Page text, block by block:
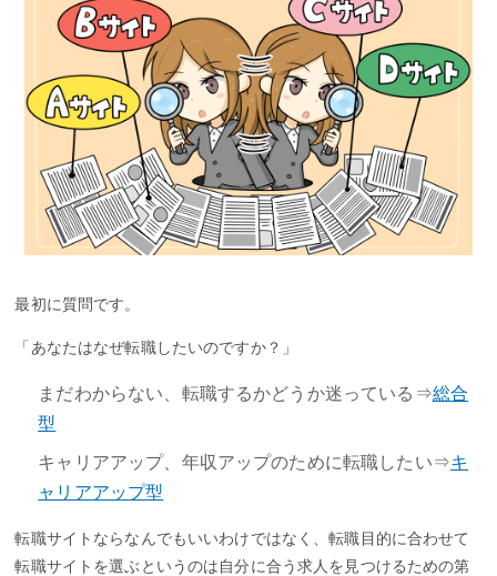
最初に質問です。
「あなたはなぜ転職したいのですか？」
まだわからない、転職するかどうか迷っている⇒総合
型
キャリアアップ、年収アップのために転職したい⇒キ
ャリアアップ型
転職サイトならなんでもいいわけではなく、転職目的に合わせて
転職サイトを選ぶというのは自分に合う求人を見つけるための第